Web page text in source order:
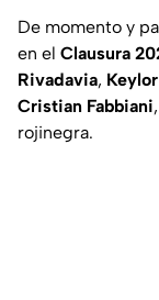
De momento y
en el Clausura
Rivadavia,
Cristian Fabbiani
rojinegra.